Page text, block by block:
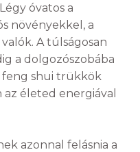
óvatos a
növényekkel, a
A túlságosan
a dolgozószobába
feng shui trükkök
életed energiával
azonnal felásnia a